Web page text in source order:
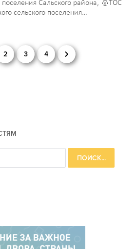
поселения Сальского района, 🥈ТОС
сельского поселения
2 3 4